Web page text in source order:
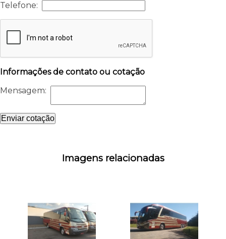
Telefone:
Informações de contato ou cotação
Mensagem:
Enviar cotação
Imagens relacionadas